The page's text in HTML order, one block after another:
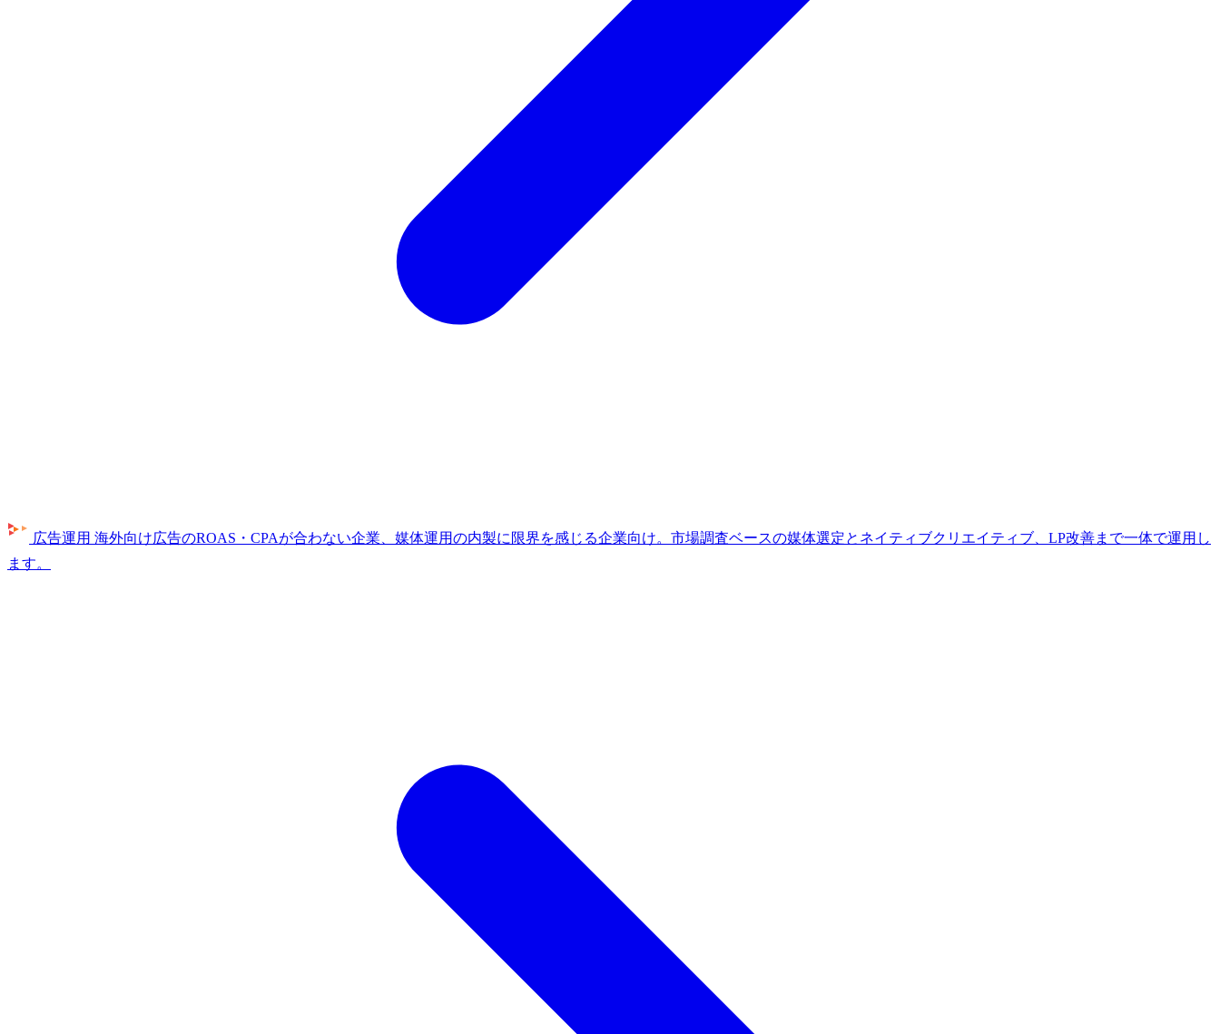
広告運用 海外向け広告のROAS・CPAが合わない企業、媒体運用の内製に限界を感じる企業向け。市場調査ベースの媒体選定とネイティブクリエイティブ、LP改善まで一体で運用し
ます。